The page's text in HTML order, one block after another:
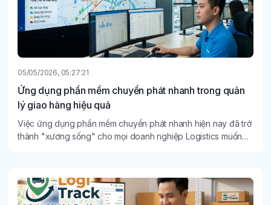
05/05/2026, 05:27:21
Ứng dụng phần mềm chuyển phát nhanh trong quản
lý giao hàng hiệu quả
Việc ứng dụng phần mềm chuyển phát nhanh hiện nay đã trở
thành "xương sống" cho mọi doanh nghiệp Logistics muốn